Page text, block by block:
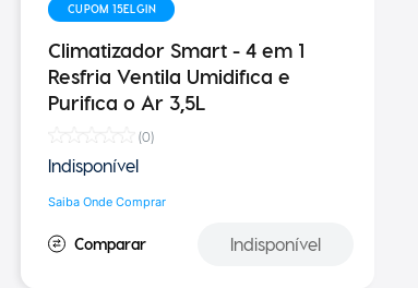
CUPOM 15ELGIN
Climatizador Smart - 4 em 1
Resfria Ventila Umidifica e
Purifica o Ar 3,5L
(0)
Indisponível
Saiba Onde Comprar
Indisponível